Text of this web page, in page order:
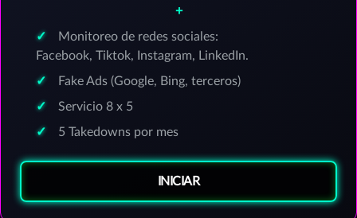
+
Monitoreo de redes sociales:
Facebook, Tiktok, Instagram, LinkedIn.
Fake Ads (Google, Bing, terceros)
Servicio 8 x 5
5 Takedowns por mes
INICIAR